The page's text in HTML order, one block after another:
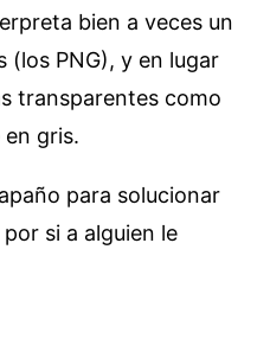
bien a veces un
(los PNG), y en lugar
transparentes como
en gris.
para solucionar
si a alguien le